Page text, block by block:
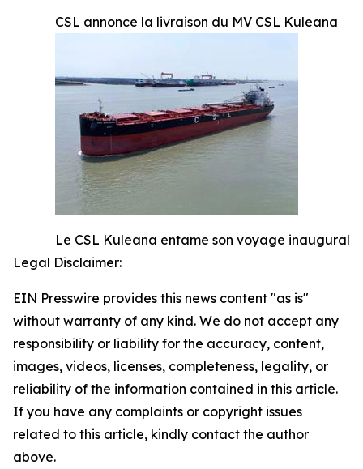
CSL annonce la livraison du MV CSL Kuleana
Le CSL Kuleana entame son voyage inaugural
Legal Disclaimer:
EIN Presswire provides this news content "as is"
without warranty of any kind. We do not accept any
responsibility or liability for the accuracy, content,
images, videos, licenses, completeness, legality, or
reliability of the information contained in this article.
If you have any complaints or copyright issues
related to this article, kindly contact the author
above.